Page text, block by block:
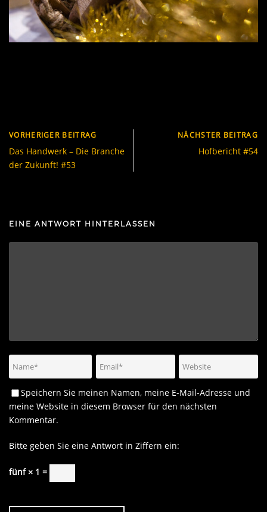
VORHERIGER BEITRAG
Das Handwerk – Die Branche
der Zukunft! #53
NÄCHSTER BEITRAG
Hofbericht #54
EINE ANTWORT HINTERLASSEN
Speichern Sie meinen Namen, meine E-Mail-Adresse und
meine Website in diesem Browser für den nächsten
Kommentar.
Bitte geben Sie eine Antwort in Ziffern ein:
fünf × 1 =